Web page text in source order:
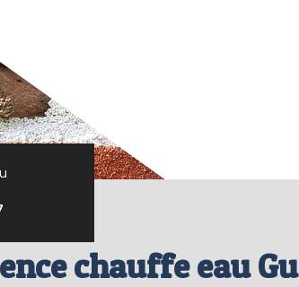
chauffe eau